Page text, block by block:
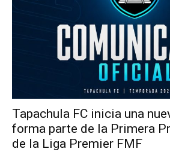
Tapachula FC inicia una
forma parte de la Primera
de la Liga Premier FMF